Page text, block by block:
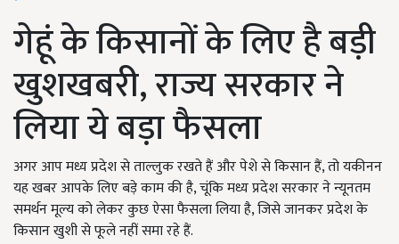
गेहूं के किसानों के लिए है बड़ी
खुशखबरी, राज्य सरकार ने
लिया ये बड़ा फैसला
अगर आप मध्य प्रदेश से ताल्लुक रखते हैं और पेशे से किसान हैं, तो यकीनन
यह खबर आपके लिए बड़े काम की है, चूंकि मध्य प्रदेश सरकार ने न्यूनतम
समर्थन मूल्य को लेकर कुछ ऐसा फैसला लिया है, जिसे जानकर प्रदेश के
किसान खुशी से फूले नहीं समा रहे हैं.